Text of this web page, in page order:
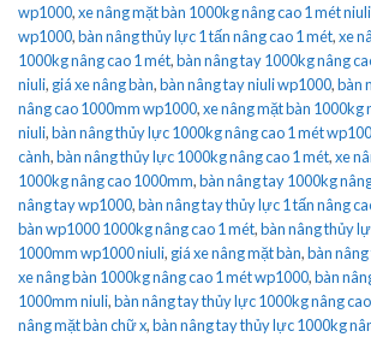
wp1000,xe nâng mặt bàn 1000kg nâng cao 1 mét niuli
wp1000,bàn nâng thủy lực 1 tấn nâng cao 1 mét,xe
1000kg nâng cao 1 mét,bàn nâng tay 1000kg nâng
niuli, giá xe nâng bàn,bàn nâng tay niuli wp1000,bàn
nâng cao 1000mm wp1000,xe nâng mặt bàn 1000kg
niuli,bàn nâng thủy lực 1000kg nâng cao 1 mét
cành,bàn nâng thủy lực 1000kg nâng cao 1 mét,xe
1000kg nâng cao 1000mm,bàn nâng tay 1000kg
nâng tay wp1000,bàn nâng tay thủy lực 1 tấn nâng
bàn wp1000 1000kg nâng cao 1 mét,bàn nâng thủy
1000mm wp1000 niuli, giá xe nâng mặt bàn,bàn
xe nâng bàn 1000kg nâng cao 1 mét wp1000,bàn
1000mm niuli,bàn nâng tay thủy lực 1000kg nâng
nâng mặt bàn chữ x,bàn nâng tay thủy lực 1000kg